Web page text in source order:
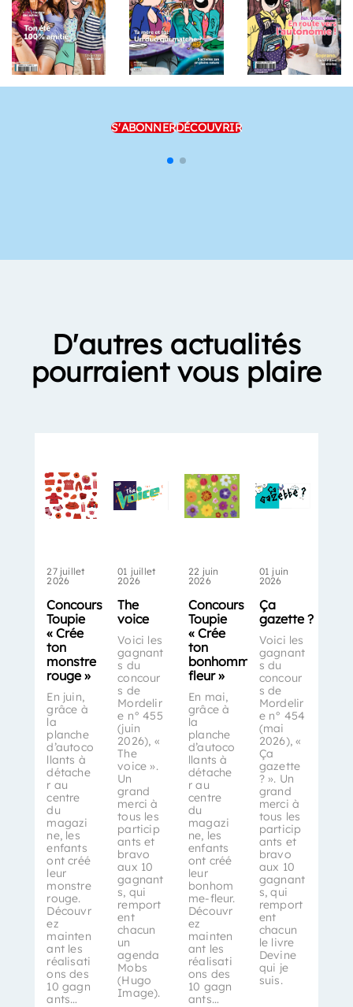
S'ABONNERDÉCOUVRIR
D'autres actualités
pourraient vous plaire
27 juillet
2026
Concours
Toupie
« Crée
ton
monstre
rouge »
En juin,
grâce à
la
planche
d’autoco
llants à
détache
r au
centre
du
magazi
ne, les
enfants
ont créé
leur
monstre
rouge.
Découvr
ez
mainten
ant les
réalisati
ons des
10 gagn
ants…
01 juillet
2026
The
voice
Voici les
gagnant
s du
concour
s de
Mordelir
e n° 455
(juin
2026), «
The
voice ».
Un
grand
merci à
tous les
particip
ants et
bravo
aux 10
gagnant
s, qui
remport
ent
chacun
un
agenda
Mobs
(Hugo
Image).
22 juin
2026
Concours
Toupie
« Crée
ton
bonhomme-
fleur »
En mai,
grâce à
la
planche
d’autoco
llants à
détache
r au
centre
du
magazi
ne, les
enfants
ont créé
leur
bonhom
me-fleur.
Découvr
ez
mainten
ant les
réalisati
ons des
10 gagn
ants…
01 juin
2026
Ça
gazette ?
Voici les
gagnant
s du
concour
s de
Mordelir
e n° 454
(mai
2026), «
Ça
gazette
? ». Un
grand
merci à
tous les
particip
ants et
bravo
aux 10
gagnant
s, qui
remport
ent
chacun
le livre
Devine
qui je
suis.